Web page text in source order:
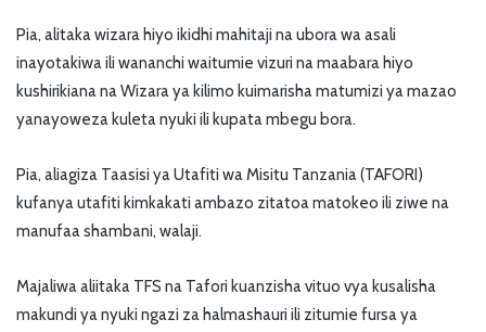
Pia, alitaka wizara hiyo ikidhi mahitaji na ubora wa asali
inayotakiwa ili wananchi waitumie vizuri na maabara hiyo
kushirikiana na Wizara ya kilimo kuimarisha matumizi ya mazao
yanayoweza kuleta nyuki ili kupata mbegu bora.
Pia, aliagiza Taasisi ya Utafiti wa Misitu Tanzania (TAFORI)
kufanya utafiti kimkakati ambazo zitatoa matokeo ili ziwe na
manufaa shambani, walaji.
Majaliwa aliitaka TFS na Tafori kuanzisha vituo vya kusalisha
makundi ya nyuki ngazi za halmashauri ili zitumie fursa ya